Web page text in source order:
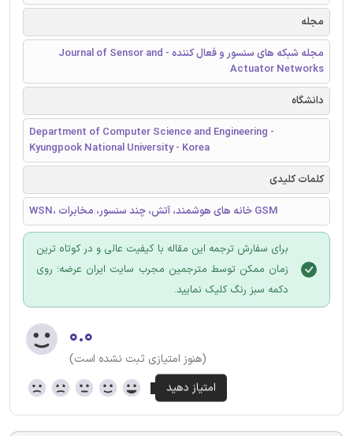
مجله
مجله شبکه های سنسور و فعال کننده - Journal of Sensor and
Actuator Networks
دانشگاه
Department of Computer Science and Engineering -
Kyungpook National University - Korea
کلمات کلیدی
WSN، خانه های هوشمند، آتش، چند سنسور، مخابرات GSM
برای سفارش ترجمه این مقاله با کیفیت عالی و در کوتاه ترین
زمان ممکن توسط مترجمین مجرب سایت ایران عرضه؛ روی
دکمه سبز رنگ کلیک نمایید.
۰.۰
(هنوز امتیازی ثبت نشده است)